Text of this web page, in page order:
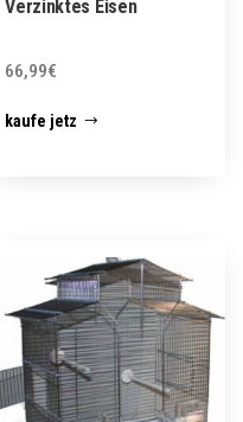
Verzinktes Eisen
66,99€
kaufe jetz